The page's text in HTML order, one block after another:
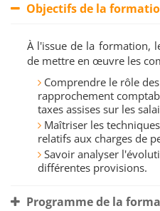
Objectifs de la
À l'issue de la formation,
de mettre en œuvre les
Comprendre le rôle
rapprochement
taxes assises sur les
Maîtriser les
relatifs aux charges de
Savoir analyser
différentes provisions.
Programme de la